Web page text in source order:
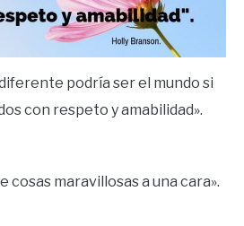
podría ser el mundo si
con respeto y amabilidad».
cosas maravillosas a una cara».